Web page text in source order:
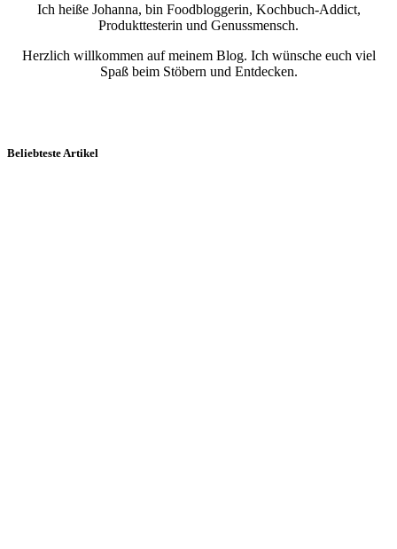
Ich heiße Johanna, bin Foodbloggerin, Kochbuch-Addict,
Produkttesterin und Genussmensch.
Herzlich willkommen auf meinem Blog. Ich wünsche euch viel
Spaß beim Stöbern und Entdecken.
Beliebteste Artikel